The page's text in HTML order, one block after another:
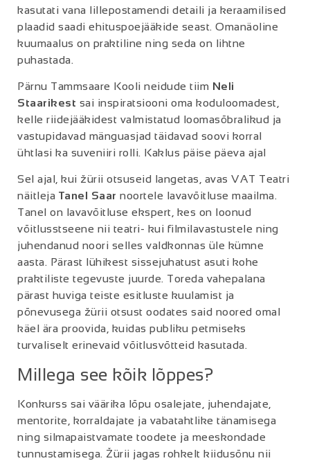
kasutati vana lillepostamendi detaili ja keraamilised
plaadid saadi ehituspoejääkide seast. Omanäoline
kuumaalus on praktiline ning seda on lihtne
puhastada.
Pärnu Tammsaare Kooli neidude tiim Neli
Staarikest sai inspiratsiooni oma koduloomadest,
kelle riidejääkidest valmistatud loomasõbralikud ja
vastupidavad mänguasjad täidavad soovi korral
ühtlasi ka suveniiri rolli. Kaklus päise päeva ajal
Sel ajal, kui žürii otsuseid langetas, avas VAT Teatri
näitleja Tanel Saar noortele lavavõitluse maailma.
Tanel on lavavõitluse ekspert, kes on loonud
võitlusstseene nii teatri- kui filmilavastustele ning
juhendanud noori selles valdkonnas üle kümne
aasta. Pärast lühikest sissejuhatust asuti kohe
praktiliste tegevuste juurde. Toreda vahepalana
pärast huviga teiste esitluste kuulamist ja
põnevusega žürii otsust oodates said noored omal
käel ära proovida, kuidas publiku petmiseks
turvaliselt erinevaid võitlusvõtteid kasutada.
Millega see kõik lõppes?
Konkurss sai väärika lõpu osalejate, juhendajate,
mentorite, korraldajate ja vabatahtlike tänamisega
ning silmapaistvamate toodete ja meeskondade
tunnustamisega. Žürii jagas rohkelt kiidusõnu nii